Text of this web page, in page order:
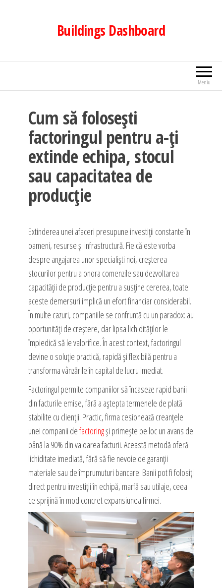
Buildings Dashboard
Meniu
Cum să folosești
factoringul pentru a-ți
extinde echipa, stocul
sau capacitatea de
producție
Extinderea unei afaceri presupune investiții constante în
oameni, resurse și infrastructură. Fie că este vorba
despre angajarea unor specialiști noi, creșterea
stocurilor pentru a onora comenzile sau dezvoltarea
capacității de producție pentru a susține cererea, toate
aceste demersuri implică un efort financiar considerabil.
În multe cazuri, companiile se confruntă cu un paradox: au
oportunități de creștere, dar lipsa lichidităților le
împiedică să le valorifice. În acest context, factoringul
devine o soluție practică, rapidă și flexibilă pentru a
transforma vânzările în capital de lucru imediat.
Factoringul permite companiilor să încaseze rapid banii
din facturile emise, fără a aștepta termenele de plată
stabilite cu clienții. Practic, firma cesionează creanțele
unei companii defactoringși primește pe loc un avans de
până la 90% din valoarea facturii. Această metodă oferă
lichiditate imediată, fără să fie nevoie de garanții
materiale sau de împrumuturi bancare. Banii pot fi folosiți
direct pentru investiții în echipă, marfă sau utilaje, ceea
ce sprijină în mod concret expansiunea firmei.